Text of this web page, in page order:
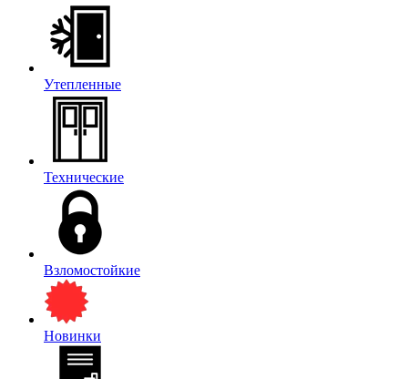
Утепленные
Технические
Взломостойкие
Новинки